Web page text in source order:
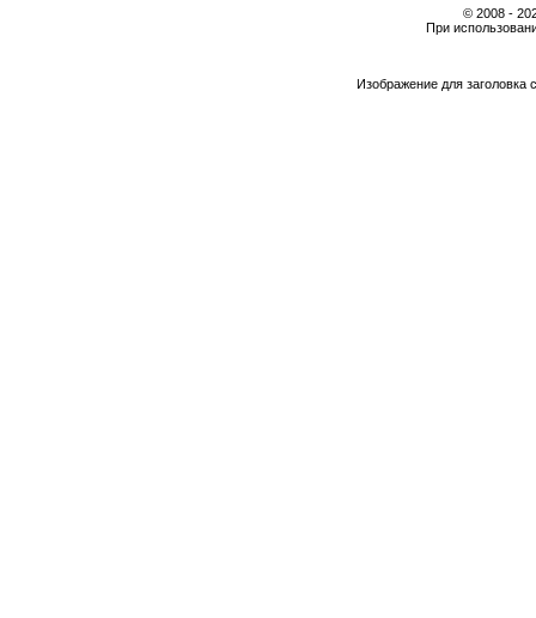
© 2008 -
При
Изображение для